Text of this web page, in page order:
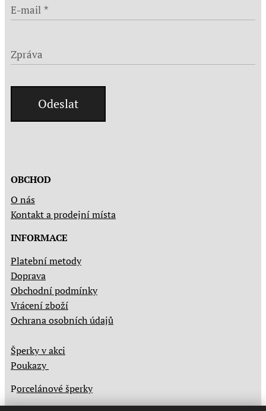
E-mail
Zpráva
Odeslat
OBCHOD
O nás
Kontakt a prodejní místa
INFORMACE
Platební metody
Doprava
Obchodní podmínky
Vrácení zboží
Ochrana osobních údajů
Šperky v akci
Poukazy
Porcelánové šperky